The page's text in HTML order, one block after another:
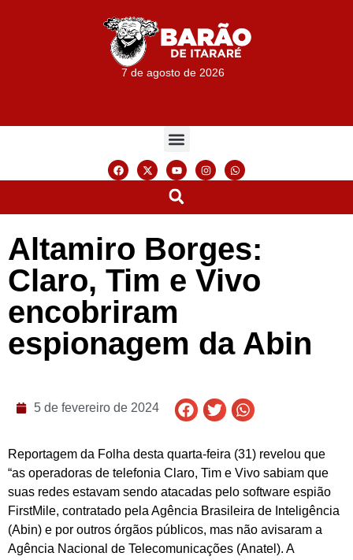
7 de agosto de 2026
Altamiro Borges:
Claro, Tim e Vivo
encobriram
espionagem da Abin
5 de fevereiro de 2024
Reportagem da Folha desta quarta-feira (31) revelou que
“as operadoras de telefonia Claro, Tim e Vivo sabiam que
suas redes estavam sendo atacadas pelo software espião
FirstMile, contratado pela Agência Brasileira de Inteligência
(Abin) e por outros órgãos públicos, mas não avisaram a
Agência Nacional de Telecomunicações (Anatel). A